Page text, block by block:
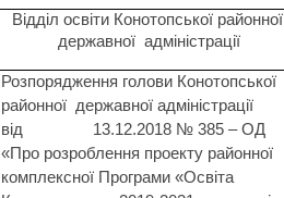
Відділ освіти Конотопської районної
державної адміністрації
Розпорядження голови Конотопської
районної державної адміністрації
від
13.12.2018 № 385 – ОД
«Про розроблення проекту районної
комплексної Програми «Освіта